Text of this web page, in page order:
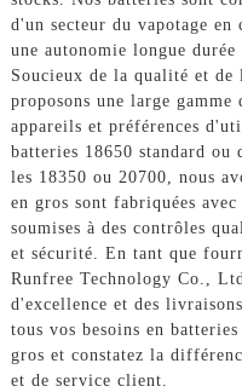
d'un secteur du vapotage en
une autonomie longue
Soucieux de la qualité et
proposons une large
appareils et préférences
batteries 18650 standard ou
les 18350 ou 20700, nous
en gros sont fabriquées
soumises à des contrôles
et sécurité. En tant que
Runfree Technology Co.,
d'excellence et des
tous vos besoins en
gros et constatez la
et de service client.